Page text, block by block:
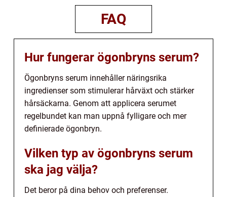
FAQ
Hur fungerar ögonbryns serum?
Ögonbryns serum innehåller näringsrika
ingredienser som stimulerar hårväxt och stärker
hårsäckarna. Genom att applicera serumet
regelbundet kan man uppnå fylligare och mer
definierade ögonbryn.
Vilken typ av ögonbryns serum
ska jag välja?
Det beror på dina behov och preferenser.